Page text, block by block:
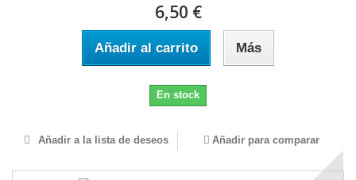
6,50 €
Añadir al carrito Más
En stock
Añadir a la lista de deseos Añadir para comparar